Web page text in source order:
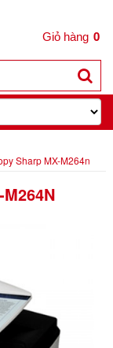
0
Sharp MX-M264n